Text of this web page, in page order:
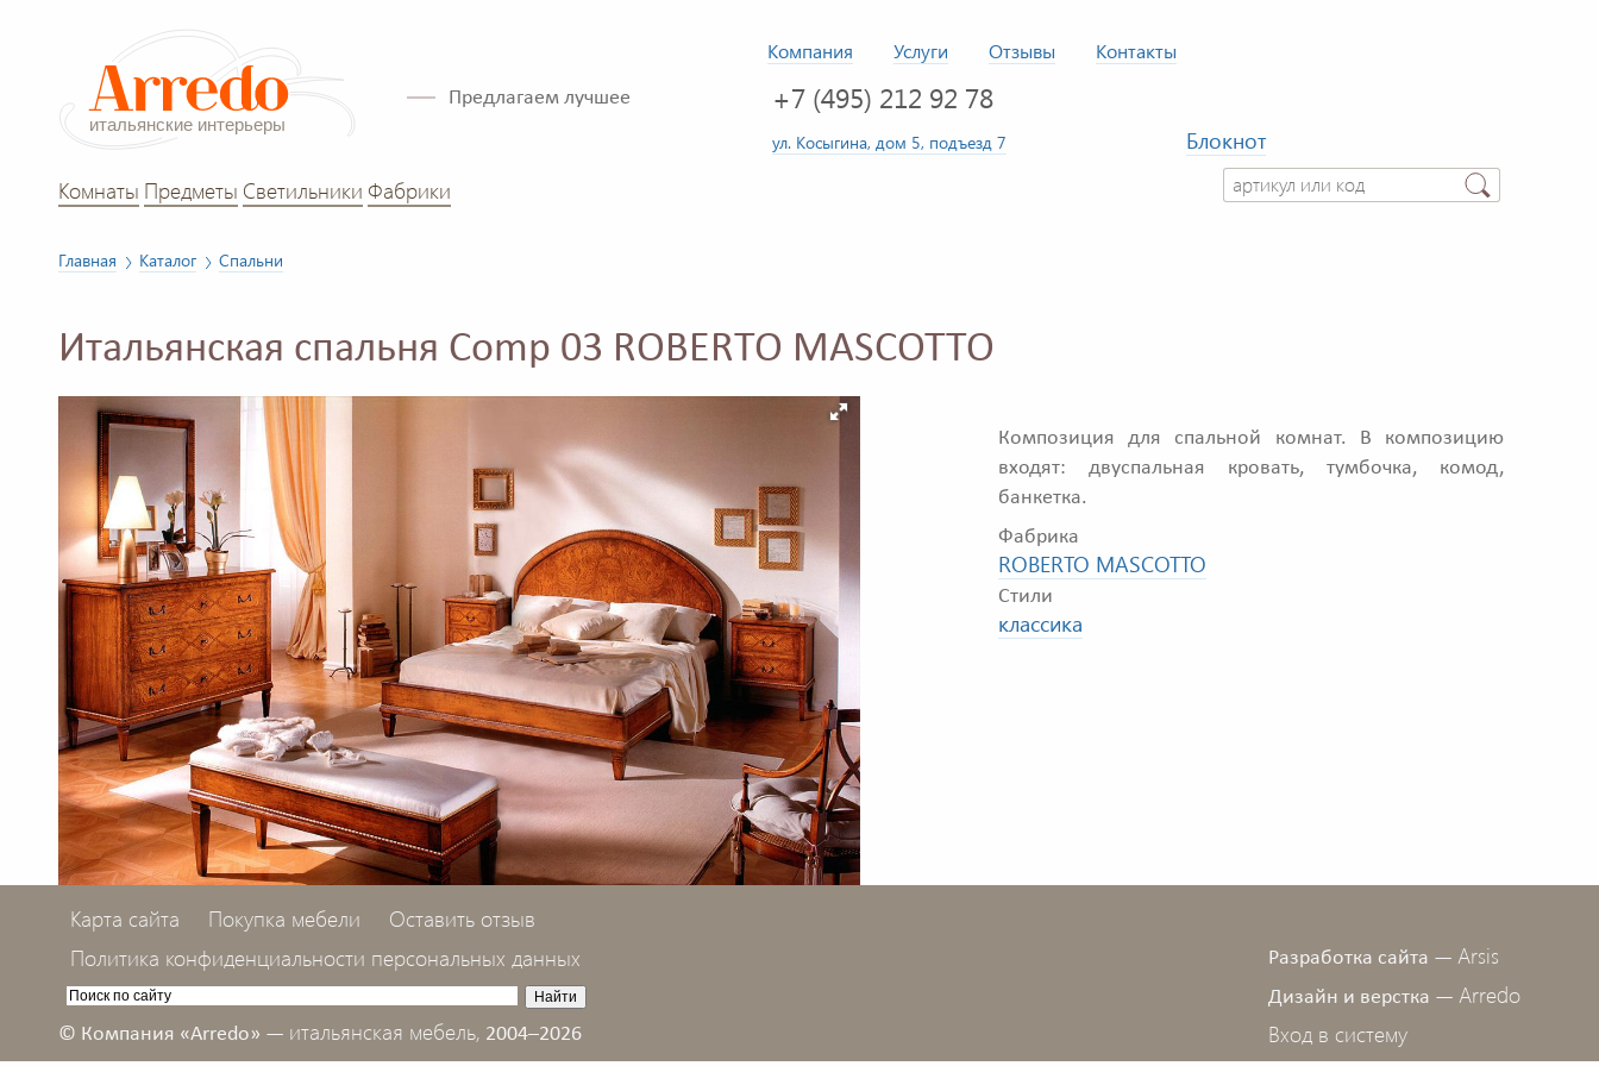
Компания Услуги Отзывы Контакты
Предлагаем лучшее +7 (495) 212 92 78
ул. Косыгина, дом 5, подъезд 7
Блокнот
Комнаты Предметы Светильники Фабрики
Главная Каталог Спальни
Итальянская спальня Comp 03 ROBERTO MASCOTTO
Композиция для спальной комнат. В композицию
входят: двуспальная кровать, тумбочка, комод,
банкетка.
Фабрика
ROBERTO MASCOTTO
Стили
классика
Карта сайта Покупка мебели
Оставить отзыв
Политика конфиденциальности персональных данных
Разработка сайта — Arsis
Дизайн и верстка — Arredo
Вход в систему
© Компания «Arredo» — итальянская мебель, 2004–2026